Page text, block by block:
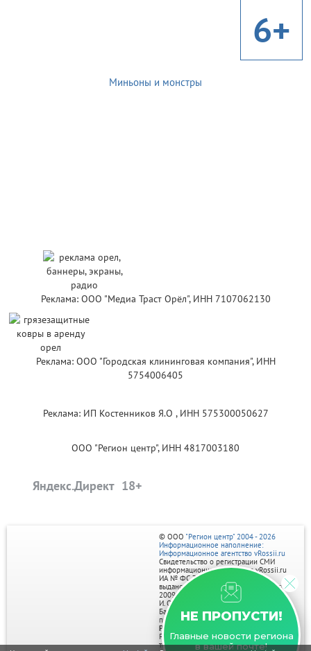
6+
Миньоны и монстры
Реклама: ООО "Медиа Траст Орёл", ИНН 7107062130
Реклама: ООО "Городская клининговая компания", ИНН
5754006405
Реклама: ИП Костенников Я.О , ИНН 575300050627
ООО "Регион центр", ИНН 4817003180
Яндекс.Директ
НЕ ПРОПУСТИ!
Главные новости региона
в вашей почте!
© ООО "Регион центр" 2004 - 2026
Информационное наполнение:
Информационное агентство vRossii.ru
Свидетельство о регистрации СМИ
информационного агентства vRossii.ru
ИА № ФС 77‑35502
выдано РОСКОМНАДЗОРом 04 марта
2009г.
И. О. Главного редактора Нарыков А. Н.
Баннеры на портале размещаются на
правах рекламы.
Реклама на портале:
Рекламное агентство "Умный маркетинг"
тел. 7-910-267-70-40,